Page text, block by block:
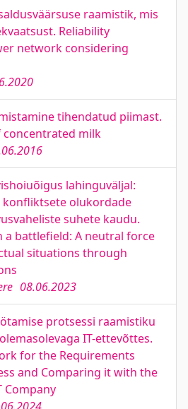
raamistik, mis
Reliability
network considering
tihendatud piimast.
milk
lahinguväljal:
konfliktsete olukordade
suhete kaudu.
a battlefield: A neutral force
situations through
08.06.2023
protsessi raamistiku
IT-ettevõttes.
for the Requirements
and Comparing it with the
Company